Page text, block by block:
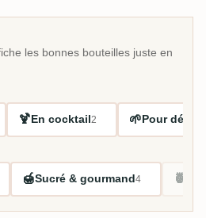
les bonnes bouteilles juste en
🍹En cocktail2 🌱Pour
🍯Sucré & gourmand 4 🍍